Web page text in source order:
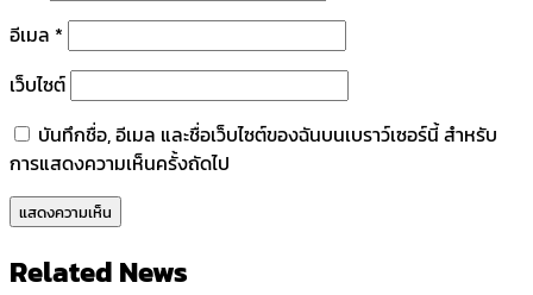
อีเมล *
เว็บไซต์
บันทึกชื่อ, อีเมล และชื่อเว็บไซต์ของฉันบนเบราว์เซอร์นี้ สำหรับ
การแสดงความเห็นครั้งถัดไป
Related News